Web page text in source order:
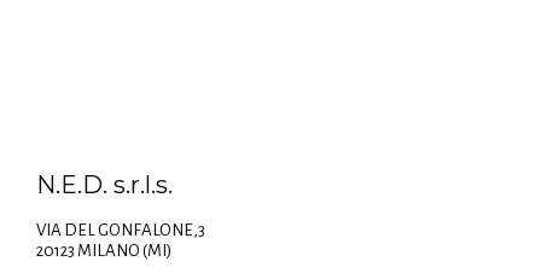
N.E.D. s.r.l.s.
VIA DEL GONFALONE,3
20123 MILANO (MI)